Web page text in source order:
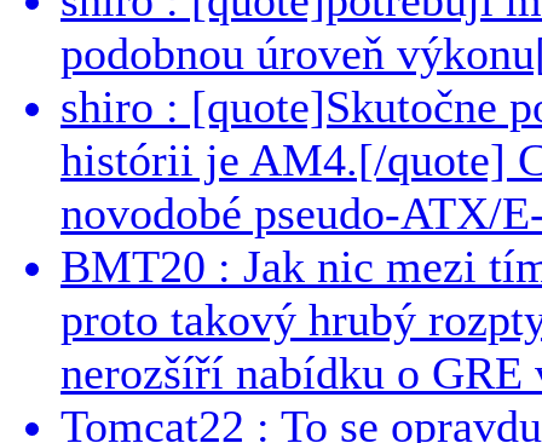
podobnou úroveň
shiro : [quote]Skutočne
histórii je AM4.[/quote]
novodobé pseudo-ATX/
BMT20 : Jak nic mezi
proto takový hrubý
nerozšíří nabídku o GRE
Tomcat22 : To se